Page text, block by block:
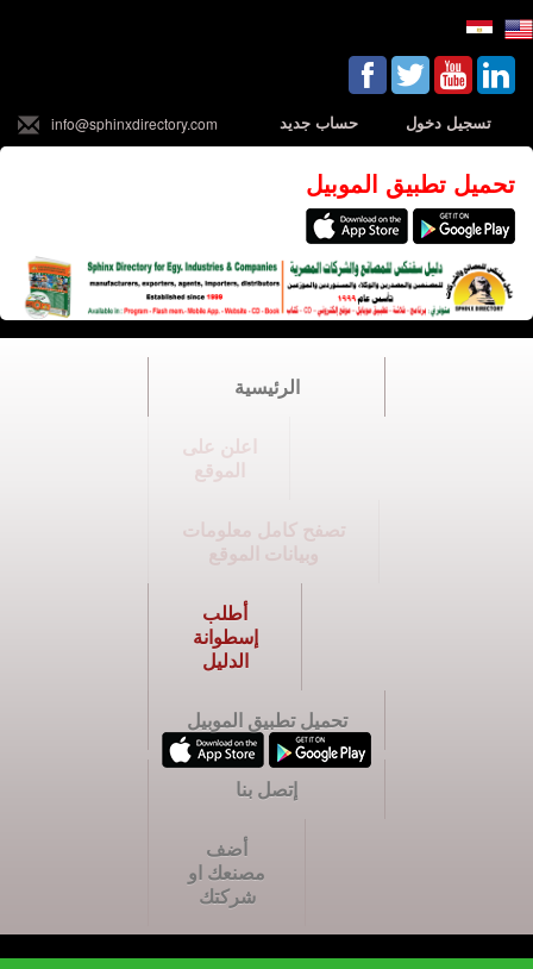
تسجيل دخول حساب جديد info@sphinxdirectory.com
تحميل تطبيق الموبيل
الرئيسية
اعلن على
الموقع
تصفح كامل معلومات
وبيانات الموقع
أطلب
إسطوانة
الدليل
تحميل تطبيق الموبيل
إتصل بنا
أضف
مصنعك او
شركتك